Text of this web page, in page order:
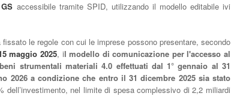
accessibile tramite SPID, utilizzando il modello editabile ivi
le regole con cui le imprese possono presentare, secondo
maggio 2025, il modello di comunicazione per l'accesso al
strumentali materiali 4.0 effettuati dal 1° gennaio al 31
2026 a condizione che entro il 31 dicembre 2025 sia stato
dell’investimento, nel limite di spesa complessivo di 2,2 miliardi